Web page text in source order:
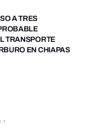
A TRES
TRANSPORTE
EN CHIAPAS